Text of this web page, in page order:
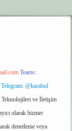
Teams:
Telegram: @karabul
Teknolojileri ve İletişim
olarak hizmet
denetleme veya